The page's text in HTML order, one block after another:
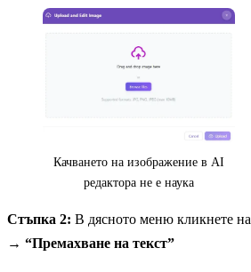
Качването на изображение в AI
редактора не е наука
Стъпка 2: В дясното меню кликнете на
→ “Премахване на текст”